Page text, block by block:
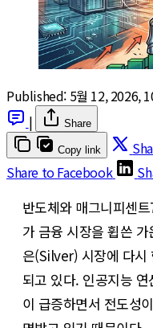
Published: 5월 12, 2026,
|
Share
Copy link
Share to Facebook
반도체와 매그니피센
가 금융 시장을 휩쓴
은(Silver) 시장에 다시
되고 있다. 인공지능
이 급증하면서 전도성